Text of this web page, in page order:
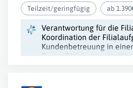
Teilzeit/geringfügig ab
Verantwortung für die
Koordination der
Kundenbetreuung in
Team. Tätigkeit in der